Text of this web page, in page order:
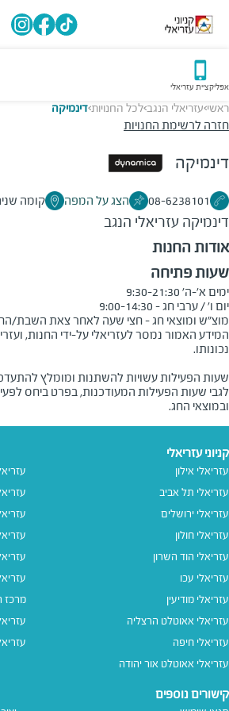
אפליקציית עזריאלי
ראשי>עזריאלי הנגב>לכל החנויות>דינמיקה
חזרה לרשימת החנויות
דינמיקה
08-6238101 הצג על המפה קומה
דינמיקה עזריאלי הנגב
אודות החנות
שעות פתיחה
מוצ"ש ומוצאי חג - חצי שעה לאחר צאת השבת/החג
המידע האמור נמסר לעזריאלי על-ידי החנות,
שעות הפעילות עשויות להשתנות ומומלץ
לגבי שעות הפעילות המעודכנות, בפרט ביחס
ובמוצאי החג.
קניוני עזריאלי
עזריאלי אילון
עזריאלי תל אביב
עזריאלי ירושלים
עזריאלי חולון
עזריאלי הוד השרון
עזריאלי עכו
עזריאלי מודיעין
עזריאלי אאוטלט הרצליה
עזריאלי חיפה
עזריאלי אאוטלט אור יהודה
מרכז
קישורים נוספים